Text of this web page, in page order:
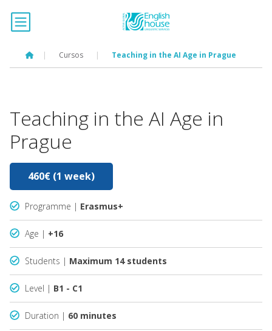
| Cursos | Teaching in the AI Age in Prague
Teaching in the AI Age in
Prague
460€ (1 week)
Programme | Erasmus+
Age | +16
Students | Maximum 14 students
Level | B1 - C1
Duration | 60 minutes